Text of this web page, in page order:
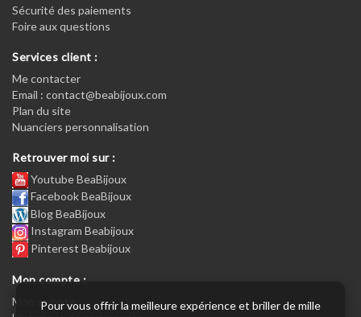
Sécurité des paiements
Foire aux questions
Services client :
Me contacter
Email : contact@beabijoux.com
Plan du site
Nuanciers personnalisation
Retrouver moi sur :
Youtube BeaBijoux
Facebook BeaBijoux
Blog BeaBijoux
Instagram Beabijoux
Pinterest Beabijoux
Mon compte :
Mon compte :
Pour vous offrir la meilleure expérience et briller de mille